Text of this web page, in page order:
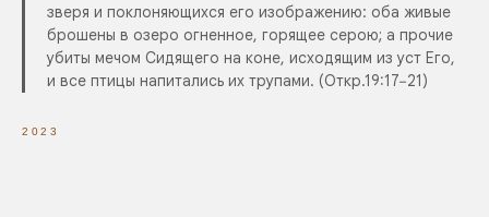
зверя и поклоняющихся его изображению: оба живые
брошены в озеро огненное, горящее серою; а прочие
убиты мечом Сидящего на коне, исходящим из уст Его,
и все птицы напитались их трупами. (Откр.19:17−21)
2023